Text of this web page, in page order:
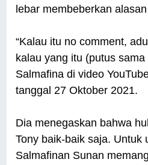
lebar membeberkan
“Kalau itu no comment,
kalau yang itu (putus sama
Salmafina di video
tanggal 27 Oktober 2021.
Dia menegaskan bahwa
Tony baik-baik saja. Untuk
Salmafinan Sunan